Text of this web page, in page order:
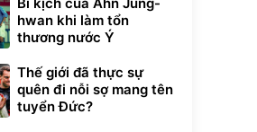
hwan khi làm tổn
thương nước Ý
Thế giới đã thực sự
quên đi nỗi sợ mang tên
tuyển Đức?